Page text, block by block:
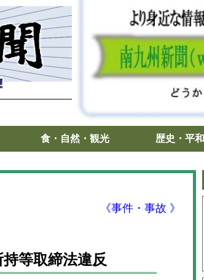
食・自然・観光 歴史・平和
《事件・事故 》
等取締法違反